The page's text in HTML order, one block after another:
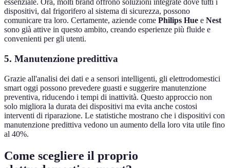
essenziale. Ora, molti brand offrono soluzioni integrate dove tutti i
dispositivi, dal frigorifero al sistema di sicurezza, possono
comunicare tra loro. Certamente, aziende come Philips Hue e Nest
sono già attive in questo ambito, creando esperienze più fluide e
convenienti per gli utenti.
5. Manutenzione predittiva
Grazie all'analisi dei dati e a sensori intelligenti, gli elettrodomestici
smart oggi possono prevedere guasti e suggerire manutenzione
preventiva, riducendo i tempi di inattività. Questo approccio non
solo migliora la durata dei dispositivi ma evita anche costosi
interventi di riparazione. Le statistiche mostrano che i dispositivi con
manutenzione predittiva vedono un aumento della loro vita utile fino
al 40%.
Come scegliere il proprio